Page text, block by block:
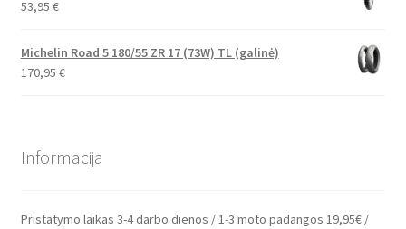
53,95 €
Michelin Road 5 180/55 ZR 17 (73W) TL (galinė)
170,95 €
Informacija
Pristatymo laikas 3-4 darbo dienos / 1-3 moto padangos 19,95€ /